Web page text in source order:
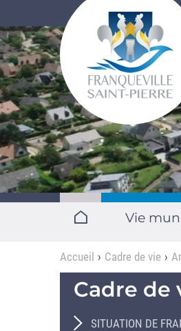
Aller au contenu principal
Vie
Accueil Cadre de vie
Cadre de
SITUATION DE